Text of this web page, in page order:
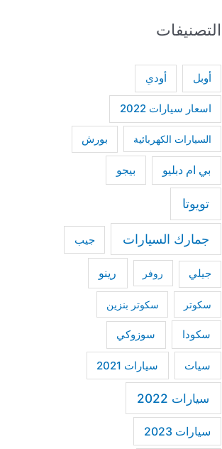
r
f
o
التصنيفات
أوبل أودي
اسعار سيارات 2022
السيارات الكهربائية بورش
بي ام دبليو بيجو
تويوتا
جمارك السيارات جيب
جيلي روفر رينو
سكوتر سكوتر بنزين
سكودا سوزوكي
سيات سيارات 2021
سيارات 2022
سيارات 2023